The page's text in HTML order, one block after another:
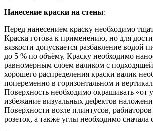
Нанесение краски на стены:
Перед нанесением краску необходимо
Краска готова к применению, но для
вязкости допускается разбавление водой
до 5 % по объёму. Краску необходимо
равномерным слоем валиком с
хорошего распределения краски валик
попеременно в горизонтальном и
Поверхность необходимо окрашивать «от
избежание визуальных дефектов
Поверхности возле плинтусов,
розеток, а также углы необходимо сначала